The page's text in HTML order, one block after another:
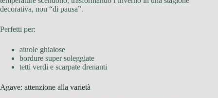
decorativa, non “di pausa”.
Perfetti per:
aiuole ghiaiose
bordure super soleggiate
tetti verdi e scarpate drenanti
Agave: attenzione alla varietà